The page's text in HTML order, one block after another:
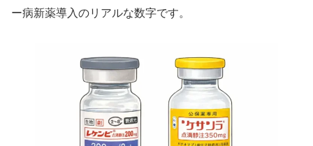
ー病新薬導入のリアルな数字です。